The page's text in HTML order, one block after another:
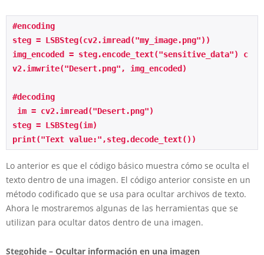
#encoding
steg = LSBSteg(cv2.imread("my_image.png"))
img_encoded = steg.encode_text("sensitive_data") c
v2.imwrite("Desert.png", img_encoded)
#decoding
im = cv2.imread("Desert.png")
steg = LSBSteg(im)
print("Text value:",steg.decode_text())
Lo anterior es que el código básico muestra cómo se oculta el
texto dentro de una imagen. El código anterior consiste en un
método codificado que se usa para ocultar archivos de texto.
Ahora le mostraremos algunas de las herramientas que se
utilizan para ocultar datos dentro de una imagen.
Stegohide – Ocultar información en una imagen